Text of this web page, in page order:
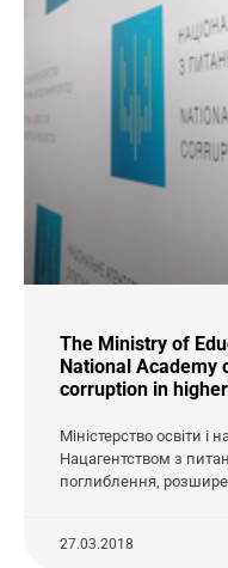
The Ministry of
National Academy
corruption in
Міністерство освіти і
Нацагентством з
поглиблення,
27.03.2018